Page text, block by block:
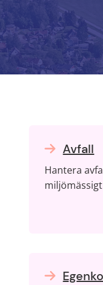
Avfall
Hantera